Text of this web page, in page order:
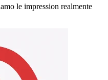
le impression realmente